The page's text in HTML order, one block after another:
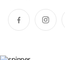
페
이
인
스